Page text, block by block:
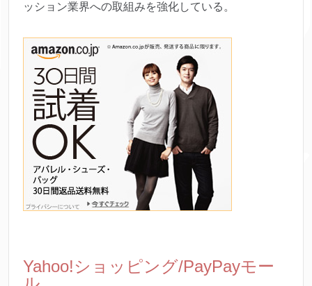
ッション業界への取組みを強化している。
Yahoo!ショッピング/PayPayモー